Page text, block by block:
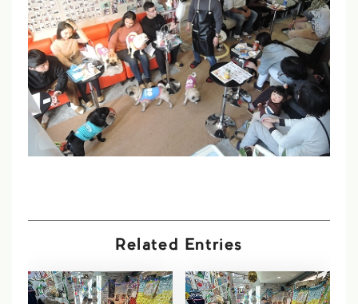
Related Entries